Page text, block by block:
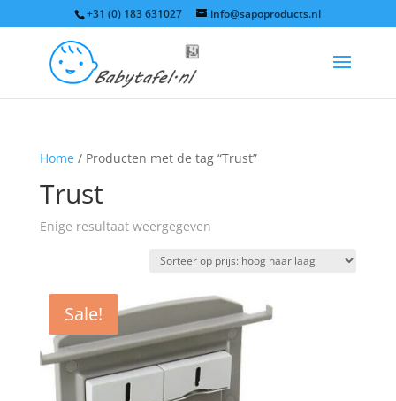
+31 (0) 183 631027 info@sapoproducts.nl
Home/ Producten met de tag “Trust”
Trust
Enige resultaat weergegeven
Sale!